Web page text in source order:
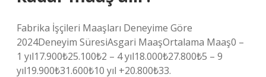
Fabrika İşçileri Maaşları Deneyime Göre
2024Deneyim SüresiAsgari MaaşOrtalama Maaş0 –
1 yıl17.900₺25.100₺2 – 4 yıl18.000₺27.800₺5 – 9
yıl19.900₺31.600₺10 yıl +20.800₺33.